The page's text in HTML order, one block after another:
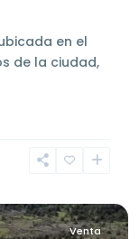
en el
de la ciudad,
Venta